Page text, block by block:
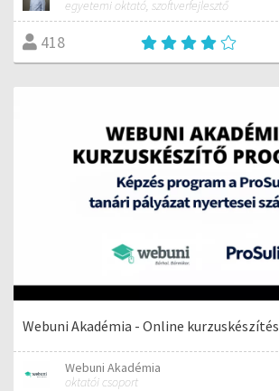
egyetemi oktató, szoftverfejlesztő
418
Webuni Akadémia - Online kurzuskészítés
Webuni Akadémia
oktatói csoport